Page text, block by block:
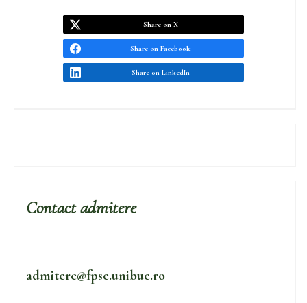
Contact admitere
admitere@fpse.unibuc.ro
Share on X
Share on Facebook
Share on LinkedIn